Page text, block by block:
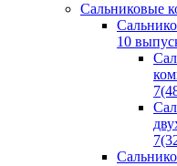
Сальниковые
10
7
7